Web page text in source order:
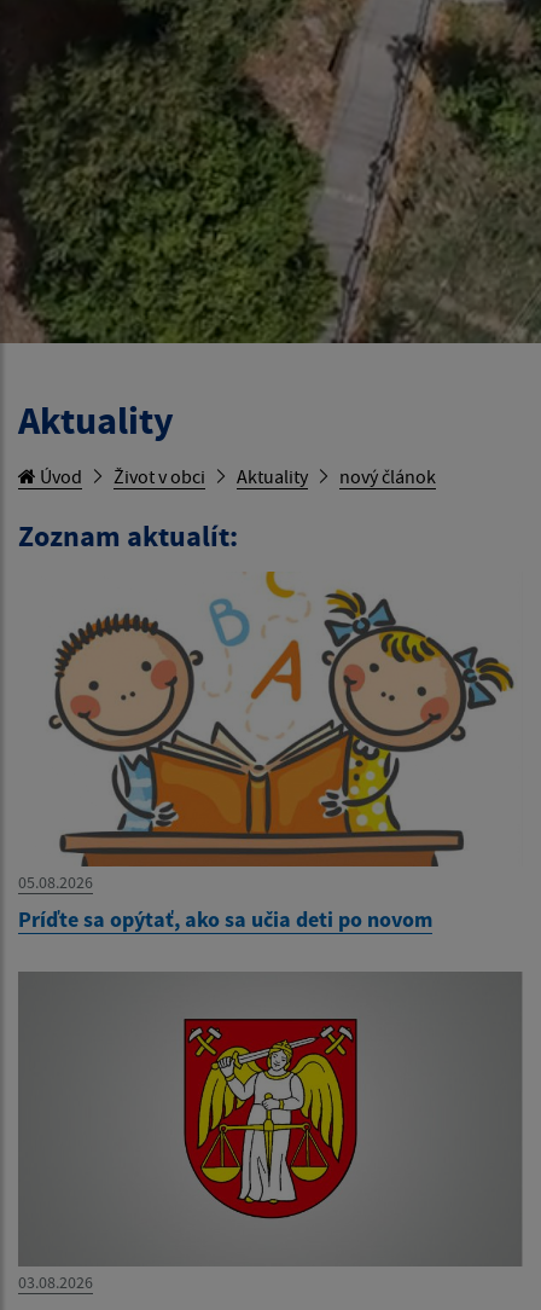
Aktuality
Úvod Život v obci Aktuality nový článok
Zoznam aktualít:
05.08.2026
Príďte sa opýtať, ako sa učia deti po novom
03.08.2026